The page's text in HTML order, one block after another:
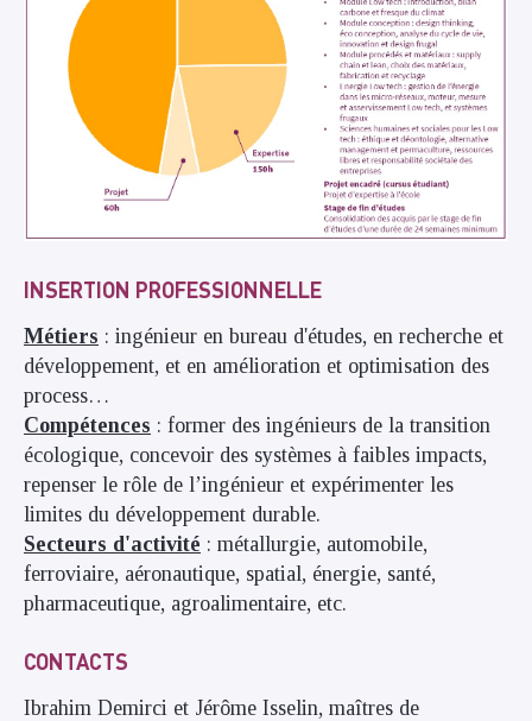
INSERTION PROFESSIONNELLE
Métiers : ingénieur en bureau d'études, en recherche et
développement, et en amélioration et optimisation des
process…
Compétences : former des ingénieurs de la transition
écologique, concevoir des systèmes à faibles impacts,
repenser le rôle de l’ingénieur et expérimenter les
limites du développement durable.
Secteurs d'activité : métallurgie, automobile,
ferroviaire, aéronautique, spatial, énergie, santé,
pharmaceutique, agroalimentaire, etc.
CONTACTS
Ibrahim Demirci et Jérôme Isselin, maîtres de